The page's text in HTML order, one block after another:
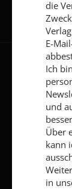
AGB und
die
E-
Ich
und
Über
kann
in